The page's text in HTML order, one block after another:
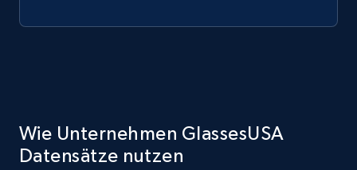
Wie Unternehmen GlassesUSA
Datensätze nutzen